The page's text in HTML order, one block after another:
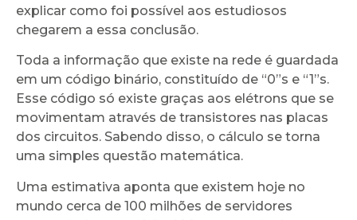
explicar como foi possível aos estudiosos
chegarem a essa conclusão.
Toda a informação que existe na rede é guardada
em um código binário, constituído de “0”s e “1”s.
Esse código só existe graças aos elétrons que se
movimentam através de transistores nas placas
dos circuitos. Sabendo disso, o cálculo se torna
uma simples questão matemática.
Uma estimativa aponta que existem hoje no
mundo cerca de 100 milhões de servidores